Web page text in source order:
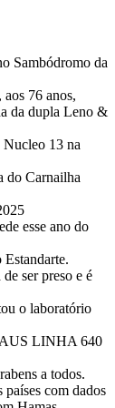
Sambódromo da
76 anos,
da dupla Leno &
13 na
do Carnailha
esse ano do
ser preso e é
o laboratório
LINHA 640
a todos.
países com dados